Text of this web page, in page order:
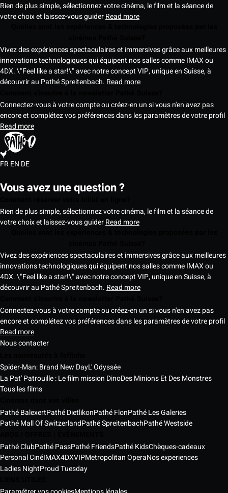
Rien de plus simple, sélectionnez votre cinéma, le film et la séance de
votre choix et laissez-vous guiderRead more
Vivez des expériences spectaculaires et immersives grâce aux meilleures
innovations technologiques qui équipent nos salles comme IMAX ou
4DX. \"Feel like a star!\" avec notre concept VIP, unique en Suisse, à
découvrir au Pathé Spreitenbach. Read more
Connectez-vous à votre compte ou créez-en un si vous n'en avez pas
encore et complétez vos préférences dans les paramètres de votre profil
Read more
FREN DE
Vous avez une question ?
Rien de plus simple, sélectionnez votre cinéma, le film et la séance de
votre choix et laissez-vous guiderRead more
Vivez des expériences spectaculaires et immersives grâce aux meilleures
innovations technologiques qui équipent nos salles comme IMAX ou
4DX. \"Feel like a star!\" avec notre concept VIP, unique en Suisse, à
découvrir au Pathé Spreitenbach. Read more
Connectez-vous à votre compte ou créez-en un si vous n'en avez pas
encore et complétez vos préférences dans les paramètres de votre profil
Read more
Nous contacter
Spider-Man: Brand New DayL' Odyssée
La Pat' Patrouille : Le film mission DinoDes Minions Et Des Monstres
Tous les films
Pathé BalexertPathé DietlikonPathé FlonPathé Les Galeries
Pathé Mall Of SwitzerlandPathé SpreitenbachPathé Westside
Pathé ClubPathé PassPathé FriendsPathé KidsChèques-cadeaux
Personal CinéIMAX4DXVIPMetropolitan OperaNos experiences
Ladies NightProud Tuesday